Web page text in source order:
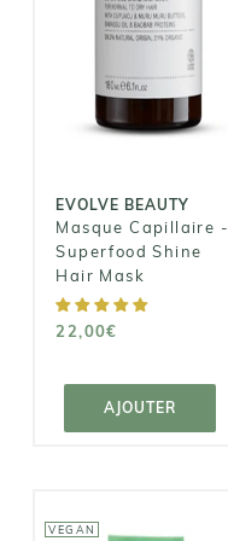
EVOLVE BEAUTY
Masque Capillaire -
Superfood Shine
Hair Mask
22,00€
AJOUTER
BEAUTY
Capillaire -
Superfood
Shine Hair
AJOUTER AU
PANIER
VEGAN